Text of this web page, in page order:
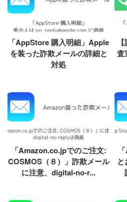
「AppStore 購入明細」Apple
を装った詐欺メールの詳細と
対処
査
「Amazon.co.jpでのご注文:
COSMOS（８）」詐欺メール
に注意、digital-no-r...
と